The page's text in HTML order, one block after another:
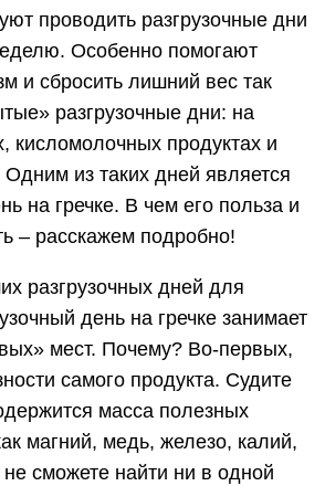
проводить разгрузочные дни
Особенно помогают
и сбросить лишний вес так
разгрузочные дни: на
кисломолочных продуктах и
из таких дней является
на гречке. В чем его польза и
– расскажем подробно!
разгрузочных дней для
день на гречке занимает
мест. Почему? Во-первых,
самого продукта. Судите
масса полезных
магний, медь, железо, калий,
сможете найти ни в одной